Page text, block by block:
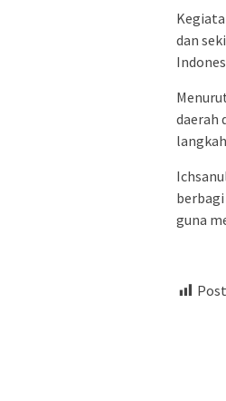
dan
daerah
guna